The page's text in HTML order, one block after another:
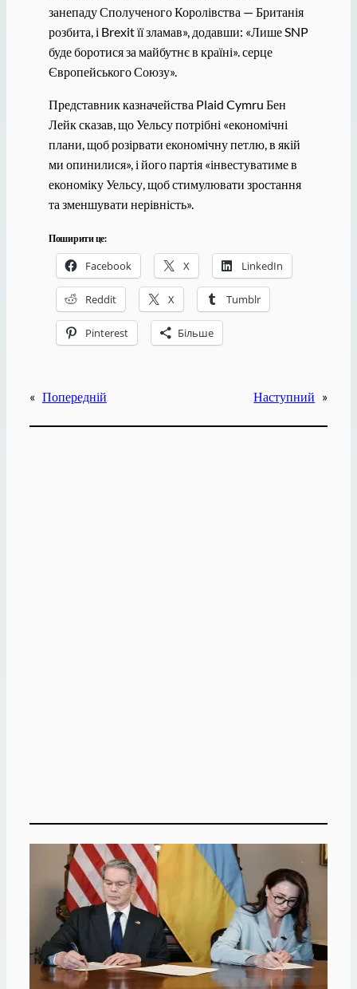
занепаду Сполученого Королівства — Британія
розбита, і Brexit її зламав», додавши: «Лише SNP
буде боротися за майбутнє в країні». серце
Європейського Союзу».
Представник казначейства Plaid Cymru Бен
Лейк сказав, що Уельсу потрібні «економічні
плани, щоб розірвати економічну петлю, в якій
ми опинилися», і його партія «інвестуватиме в
економіку Уельсу, щоб стимулювати зростання
та зменшувати нерівність».
Поширити це:
Facebook X LinkedIn
Reddit X Tumblr
Pinterest Більше
« Попередній Наступний »